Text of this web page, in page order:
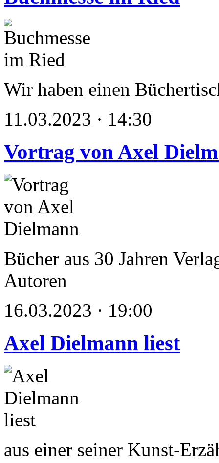
Wir haben einen
11.03.2023 · 14:30
Vortrag von Axel
Bücher aus 30 Jahren
Autoren
16.03.2023 · 19:00
Axel Dielmann liest
aus einer seiner Kunst-